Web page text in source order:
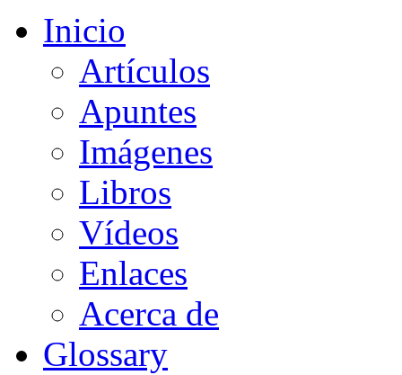
Inicio
Artículos
Apuntes
Imágenes
Libros
Vídeos
Enlaces
Acerca de
Glossary